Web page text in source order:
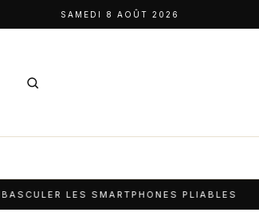
SAMEDI 8 AOÛT 2026
LES SMARTPHONES PLIABLES